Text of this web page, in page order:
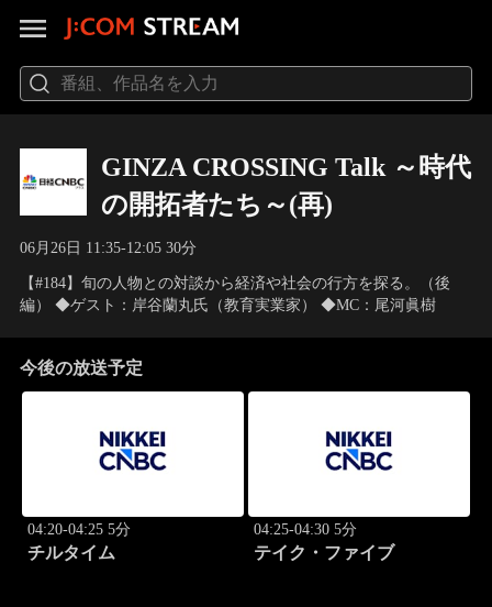
GINZA CROSSING Talk ～時代
の開拓者たち～(再)
06月26日 11:35-12:05 30分
【#184】旬の人物との対談から経済や社会の行方を探る。（後
編） ◆ゲスト：岸谷蘭丸氏（教育実業家） ◆MC：尾河眞樹
今後の放送予定
04:20-04:25 5分
チルタイム
04:25-04:30 5分
テイク・ファイブ